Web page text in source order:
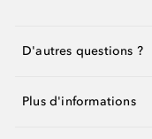
D'autres questions ?
Plus d'informations